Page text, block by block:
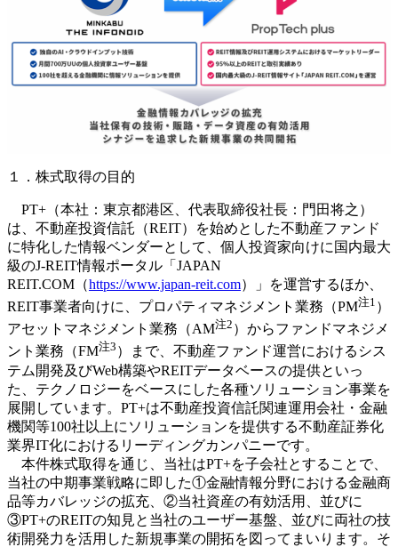
１．株式取得の目的
PT+（本社：東京都港区、代表取締役社長：門田将之）
は、不動産投資信託（REIT）を始めとした不動産ファンド
に特化した情報ベンダーとして、個人投資家向けに国内最大
級のJ-REIT情報ポータル「JAPAN
REIT.COM（https://www.japan-reit.com）」を運営するほか、
REIT事業者向けに、プロパティマネジメント業務（PM注1 ）
アセットマネジメント業務（AM注2 ）からファンドマネジメ
ント業務（FM注3 ）まで、不動産ファンド運営におけるシス
テム開発及びWeb構築やREITデータベースの提供といっ
た、テクノロジーをベースにした各種ソリューション事業を
展開しています。PT+は不動産投資信託関連運用会社・金融
機関等100社以上にソリューションを提供する不動産証券化
業界IT化におけるリーディングカンパニーです。
本件株式取得を通じ、当社はPT+を子会社とすることで、
当社の中期事業戦略に即した①金融情報分野における金融商
品等カバレッジの拡充、②当社資産の有効活用、並びに
③PT+のREITの知見と当社のユーザー基盤、並びに両社の技
術開発力を活用した新規事業の開拓を図ってまいります。そ